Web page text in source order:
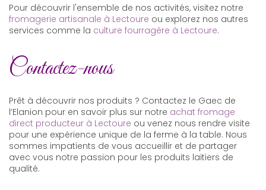
Pour découvrir l'ensemble de nos activités, visitez notre
fromagerie artisanale à Lectoure ou explorez nos autres
services comme la culture fourragère à Lectoure.
Contactez-nous
Prêt à découvrir nos produits ? Contactez le Gaec de
l’Elanion pour en savoir plus sur notre achat fromage
direct producteur à Lectoure ou venez nous rendre visite
pour une expérience unique de la ferme à la table. Nous
sommes impatients de vous accueillir et de partager
avec vous notre passion pour les produits laitiers de
qualité.